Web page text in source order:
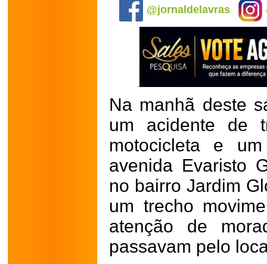
@jornaldelavras
Na manhã deste
um acidente de
motocicleta e
avenida Evaristo
no bairro Jardim
um trecho
atenção de
passavam pelo